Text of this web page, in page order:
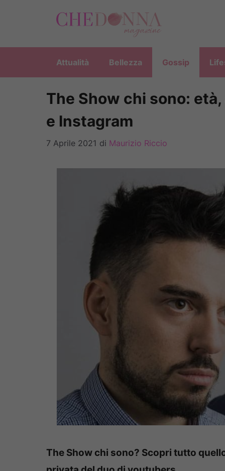
Attualità Bellezza Gossip
The Show chi sono:
e Instagram
7 Aprile 2021 di Maurizio Riccio
The Show chi sono? Scopri tutto